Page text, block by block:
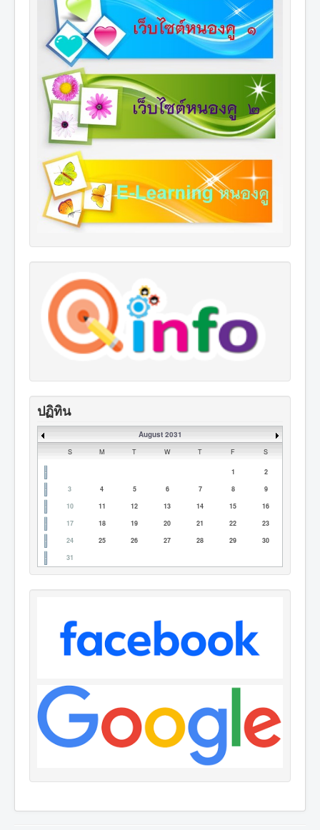
ปฏิทิน
August 2031
S M T W T F S
1
2
3
4 5 6 7 8
9
10
11 12 13 14 15
16
17
18 19 20 21 22
23
24
25 26 27 28 29
30
31